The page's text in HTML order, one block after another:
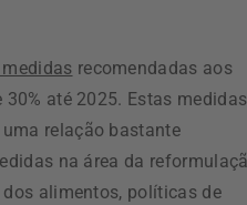
recomendadas aos
até 2025. Estas medidas
relação bastante
na área da
alimentos, políticas de